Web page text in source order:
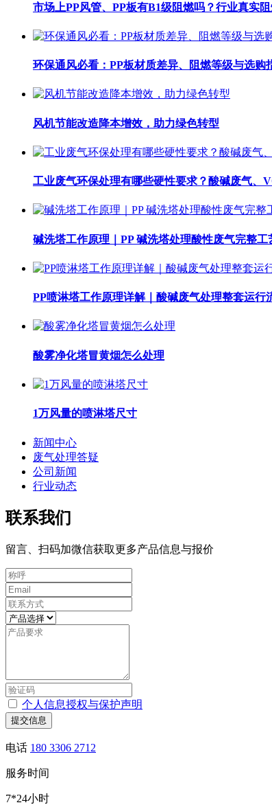
市场上PP风管、PP板有B1级阻燃吗？行业真实
环保通风必看：PP板材质差异、阻燃等级与选购
风机节能改造降本增效，助力绿色转型
工业废气环保处理有哪些硬性要求？酸碱废气、
碱洗塔工作原理｜PP 碱洗塔处理酸性废气完整工
PP喷淋塔工作原理详解｜酸碱废气处理整套运行
酸雾净化塔冒黄烟怎么处理
1万风量的喷淋塔尺寸
新闻中心
废气处理答疑
公司新闻
行业动态
联系我们
留言、扫码加微信获取更多产品信息与报价
个人信息授权与保护声明
提交信息
电话 180 3306 2712
服务时间
7*24小时